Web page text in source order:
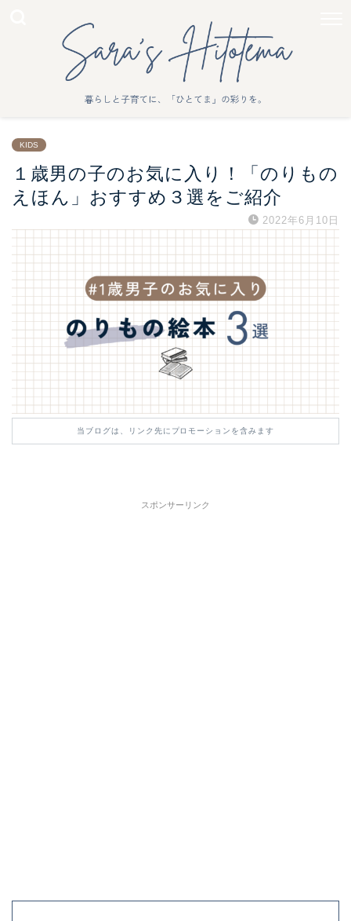
KIDS
１歳男の子のお気に入り！「のりもの
えほん」おすすめ３選をご紹介
2022年6月10日
当ブログは、リンク先にプロモーションを含みます
スポンサーリンク